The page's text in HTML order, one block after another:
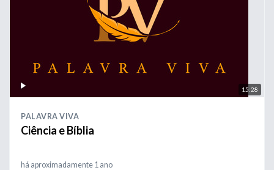
15:28
PALAVRA VIVA
Ciência e Bíblia
há aproximadamente 1 ano